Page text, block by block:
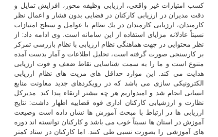
كسب امتیازات غیر واقعی، ارزیابی وظیفه محور، افزایش تمایل و
دقت مدیران در ارزیابی كاركنان در فضایی بدون فشار و اعمال نظر
كارمندان، ارزیابی كارمندان در یك نظام با عوامل و سطح امتیازات
نسبتاً عادلانه مزایای استفاده از این سامانه است. وی ادامه داد: از
نظر محتوایی در جهت هماهنگی نظام ارزیابی با نظام بازرسی تمركز
بر كارسنجی صورت گرفته است، تحلیل اطلاعات و آمار بدست آمده
متنوع است و ما را به سمت شناسایی نقاط ضعف و قوت ارزیابی
هدایت می كند. این موارد حداقل های مزیت های نظام ارزیابی
الكترونیكی سازی می باشد كه در رویكردهای جدید معاونت منابع
انسانی انجام شد و امیدواریم هر چه بیشتر ارتقاء پیدا كند. مدیركل
نظارت و ارزشیابی كاركنان اداری قوه قضاییه اظهار داشت: نتایج
ارزیابی ها در ارتباط با مبحث آموزش ها نشان داده است وضیعت
آموزش در استان ها نسبتاً خوب می باشد و كاركنان توانسته اند دوره
های آموزشی را بصورت نسبی طی كنند. اما كاركنان در ستاد كمتر